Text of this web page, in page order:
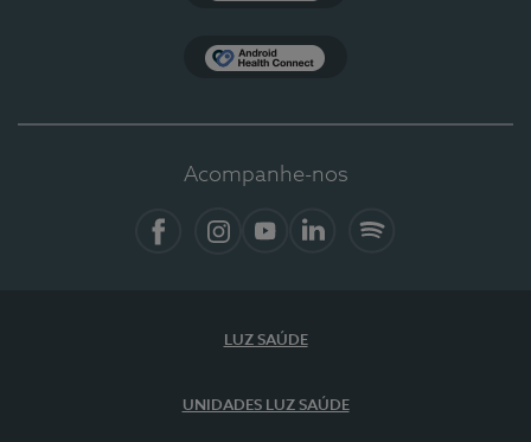
Acompanhe-nos
LUZ SAÚDE
UNIDADES LUZ SAÚDE